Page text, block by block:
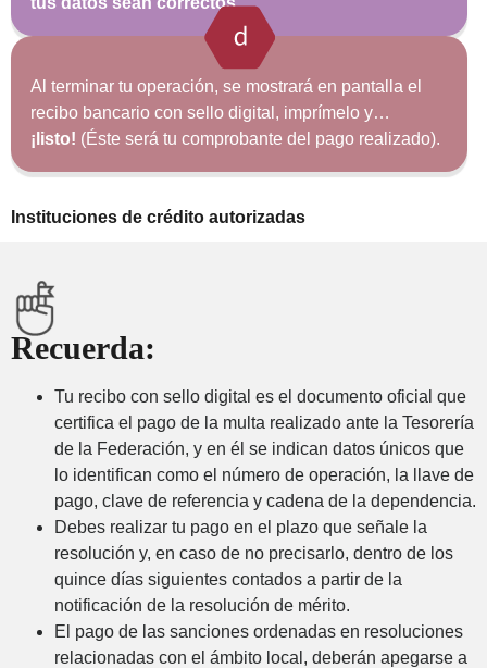
Al terminar tu operación, se mostrará en pantalla el
recibo bancario con sello digital, imprímelo y…
¡listo! (Éste será tu comprobante del pago realizado).
Instituciones de crédito autorizadas
Recuerda:
Tu recibo con sello digital es el documento oficial que
certifica el pago de la multa realizado ante la Tesorería
de la Federación, y en él se indican datos únicos que
lo identifican como el número de operación, la llave de
pago, clave de referencia y cadena de la dependencia.
Debes realizar tu pago en el plazo que señale la
resolución y, en caso de no precisarlo, dentro de los
quince días siguientes contados a partir de la
notificación de la resolución de mérito.
El pago de las sanciones ordenadas en resoluciones
relacionadas con el ámbito local, deberán apegarse a